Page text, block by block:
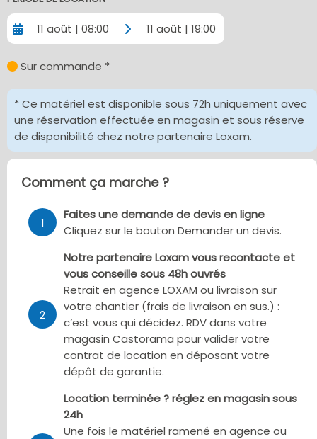
11 août | 08:00 11 août | 19:00
Sur commande *
* Ce matériel est disponible sous 72h uniquement avec
une réservation effectuée en magasin et sous réserve
de disponibilité chez notre partenaire Loxam.
Comment ça marche ?
1
Faites une demande de devis en ligne
Cliquez sur le bouton Demander un devis.
2
Notre partenaire Loxam vous recontacte et
vous conseille sous 48h ouvrés
Retrait en agence LOXAM ou livraison sur
votre chantier (frais de livraison en sus.) :
c’est vous qui décidez. RDV dans votre
magasin Castorama pour valider votre
contrat de location en déposant votre
dépôt de garantie.
Location terminée ? réglez en magasin sous
24h
Une fois le matériel ramené en agence ou